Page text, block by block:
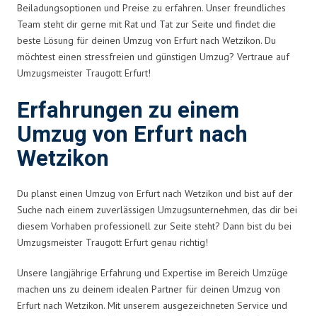
Beiladungsoptionen und Preise zu erfahren. Unser freundliches
Team steht dir gerne mit Rat und Tat zur Seite und findet die
beste Lösung für deinen Umzug von Erfurt nach Wetzikon. Du
möchtest einen stressfreien und günstigen Umzug? Vertraue auf
Umzugsmeister Traugott Erfurt!
Erfahrungen zu einem
Umzug von Erfurt nach
Wetzikon
Du planst einen Umzug von Erfurt nach Wetzikon und bist auf der
Suche nach einem zuverlässigen Umzugsunternehmen, das dir bei
diesem Vorhaben professionell zur Seite steht? Dann bist du bei
Umzugsmeister Traugott Erfurt genau richtig!
Unsere langjährige Erfahrung und Expertise im Bereich Umzüge
machen uns zu deinem idealen Partner für deinen Umzug von
Erfurt nach Wetzikon. Mit unserem ausgezeichneten Service und